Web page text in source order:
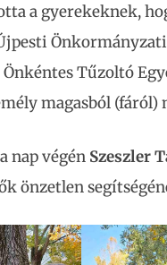
a gyerekeknek,
Önkormányzati
Tűzoltó
magasból (fáról)
nap végén Szeszler
önzetlen